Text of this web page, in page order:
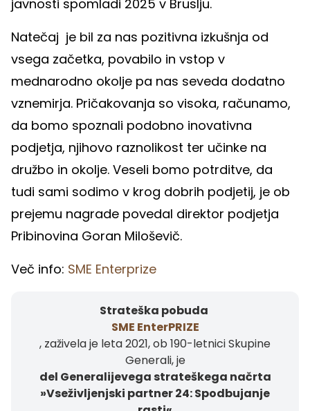
javnosti spomladi 2025 v Bruslju.
Natečaj je bil za nas pozitivna izkušnja od
vsega začetka, povabilo in vstop v
mednarodno okolje pa nas seveda dodatno
vznemirja. Pričakovanja so visoka, računamo,
da bomo spoznali podobno inovativna
podjetja, njihovo raznolikost ter učinke na
družbo in okolje. Veseli bomo potrditve, da
tudi sami sodimo v krog dobrih podjetij, je ob
prejemu nagrade povedal direktor podjetja
Pribinovina Goran Miloševič.
Več info: SME Enterprize
Strateška pobuda
SME EnterPRIZE
, zaživela je leta 2021, ob 190-letnici Skupine
Generali, je
del Generalijevega strateškega načrta
»Vseživljenjski partner 24: Spodbujanje